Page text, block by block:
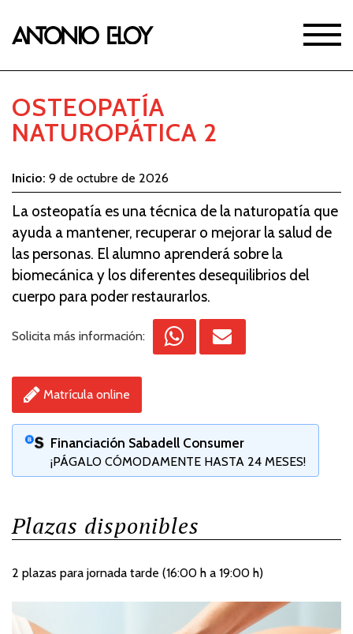
OSTEOPATÍA
NATUROPÁTICA 2
Inicio: 9 de octubre de 2026
La osteopatía es una técnica de la naturopatía que
ayuda a mantener, recuperar o mejorar la salud de
las personas. El alumno aprenderá sobre la
biomecánica y los diferentes desequilibrios del
cuerpo para poder restaurarlos.
Solicita más información:
Matrícula online
Financiación Sabadell Consumer
¡PÁGALO CÓMODAMENTE HASTA 24 MESES!
Plazas disponibles
2 plazas para jornada tarde (16:00 h a 19:00 h)